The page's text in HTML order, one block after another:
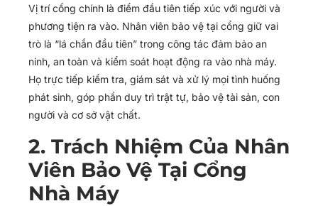
5.1. Người Lạ Cố Tình Xâm Nhập
5.2. Mất Mát Hàng Hóa, Tài Sản
5.3. Cháy Nổ, Sự Cố PCCC
5.4. Mâu Thuẫn, Ẩu Đả
6. SEKIN Security – Đơn Vị Cung Cấp Dịch Vụ
Bảo Vệ Nhà Máy Uy Tín
Vị trí cổng chính là điểm đầu tiên tiếp xúc với người và
phương tiện ra vào. Nhân viên bảo vệ tại cổng giữ vai
trò là “lá chắn đầu tiên” trong công tác đảm bảo an
ninh, an toàn và kiểm soát hoạt động ra vào nhà máy.
Họ trực tiếp kiểm tra, giám sát và xử lý mọi tình huống
phát sinh, góp phần duy trì trật tự, bảo vệ tài sản, con
người và cơ sở vật chất.
2. Trách Nhiệm Của Nhân
Viên Bảo Vệ Tại Cổng
Nhà Máy